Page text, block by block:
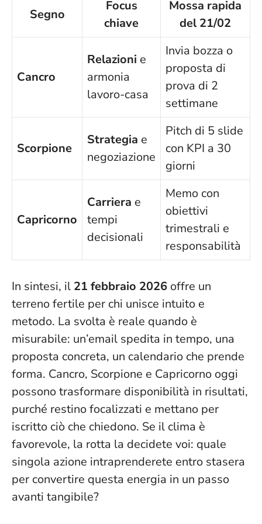
Segno
Focus
chiave
Mossa rapida
del 21/02
Cancro
Relazioni e
armonia
lavoro-casa
Invia bozza o
proposta di
prova di 2
settimane
Scorpione
Strategia e
negoziazione
Pitch di 5 slide
con KPI a 30
giorni
Capricorno
Carriera e
tempi
decisionali
Memo con
obiettivi
trimestrali e
responsabilità
In sintesi, il 21 febbraio 2026 offre un
terreno fertile per chi unisce intuito e
metodo. La svolta è reale quando è
misurabile: un’email spedita in tempo, una
proposta concreta, un calendario che prende
forma. Cancro, Scorpione e Capricorno oggi
possono trasformare disponibilità in risultati,
purché restino focalizzati e mettano per
iscritto ciò che chiedono. Se il clima è
favorevole, la rotta la decidete voi: quale
singola azione intraprenderete entro stasera
per convertire questa energia in un passo
avanti tangibile?